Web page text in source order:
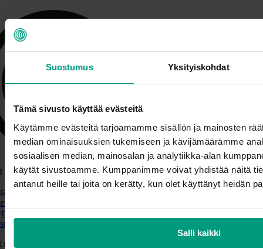
Suostumus Yksityiskohdat
Tämä sivusto käyttää evästeitä
Käytämme evästeitä tarjoamamme sisällön ja mainosten
median ominaisuuksien tukemiseen ja kävijämäärämme
sosiaalisen median, mainosalan ja analytiikka-alan
käytät sivustoamme. Kumppanimme voivat yhdistää näitä
antanut heille tai joita on kerätty, kun olet käyttänyt heidän
Salli kaikki
Systems